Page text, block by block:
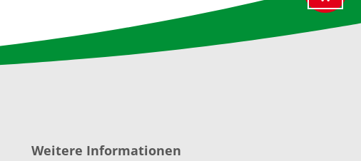
Weitere Informationen